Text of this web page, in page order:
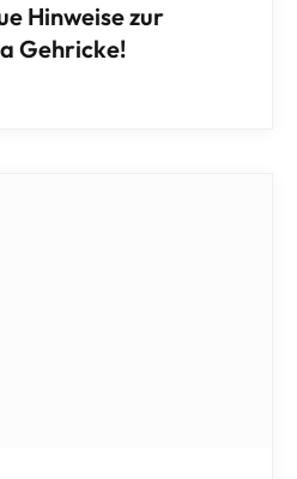
Hinweise zur
Gehricke!